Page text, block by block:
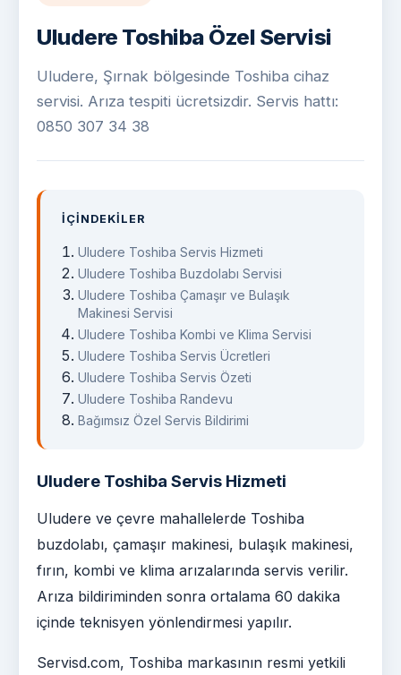
Uludere Toshiba Özel Servisi
Uludere, Şırnak bölgesinde Toshiba cihaz
servisi. Arıza tespiti ücretsizdir. Servis hattı:
0850 307 34 38
İÇINDEKILER
Uludere Toshiba Servis Hizmeti
Uludere Toshiba Buzdolabı Servisi
Uludere Toshiba Çamaşır ve Bulaşık
Makinesi Servisi
Uludere Toshiba Kombi ve Klima Servisi
Uludere Toshiba Servis Ücretleri
Uludere Toshiba Servis Özeti
Uludere Toshiba Randevu
Bağımsız Özel Servis Bildirimi
Uludere Toshiba Servis Hizmeti
Uludere ve çevre mahallelerde Toshiba
buzdolabı, çamaşır makinesi, bulaşık makinesi,
fırın, kombi ve klima arızalarında servis verilir.
Arıza bildiriminden sonra ortalama 60 dakika
içinde teknisyen yönlendirmesi yapılır.
Servisd.com, Toshiba markasının resmi yetkili